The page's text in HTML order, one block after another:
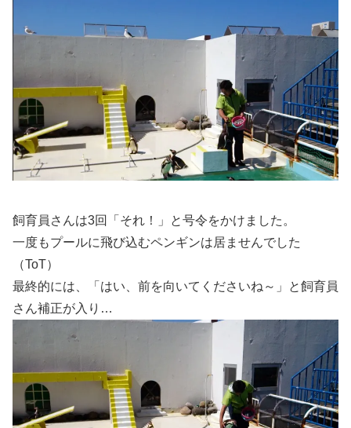
飼育員さんは3回「それ！」と号令をかけました。
一度もプールに飛び込むペンギンは居ませんでした
（ToT）
最終的には、「はい、前を向いてくださいね～」と飼育員
さん補正が入り…